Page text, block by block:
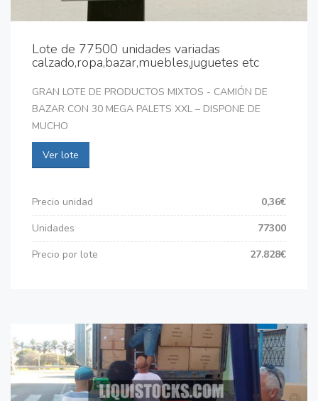
Lote de 77500 unidades variadas
calzado,ropa,bazar,muebles,juguetes etc
GRAN LOTE DE PRODUCTOS MIXTOS - CAMIÓN DE
BAZAR CON 30 MEGA PALETS XXL – DISPONE DE
MUCHO
Ver lote
Precio unidad
0,36€
Unidades
77300
Precio por lote
27.828€